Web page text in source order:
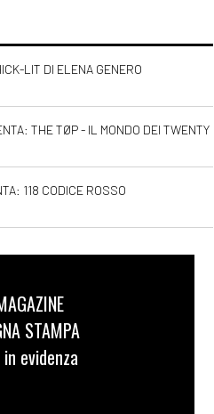
LIT DI ELENA GENERO
THE TØP - IL MONDO DEI TWENTY
118 CODICE ROSSO
STAMPA
evidenza